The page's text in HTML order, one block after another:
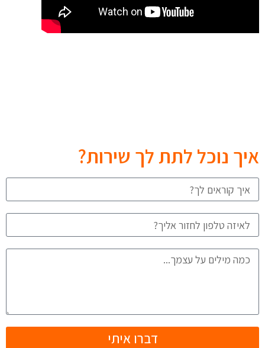
איך נוכל לתת לך שירות?
דברו איתי